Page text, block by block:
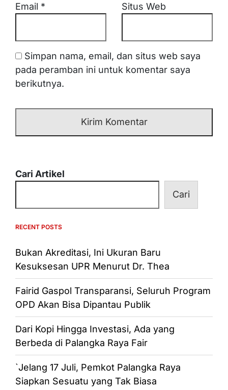
Email * Situs Web
Simpan nama, email, dan situs web saya
pada peramban ini untuk komentar saya
berikutnya.
Cari Artikel
Cari
RECENT POSTS
Bukan Akreditasi, Ini Ukuran Baru
Kesuksesan UPR Menurut Dr. Thea
Fairid Gaspol Transparansi, Seluruh Program
OPD Akan Bisa Dipantau Publik
Dari Kopi Hingga Investasi, Ada yang
Berbeda di Palangka Raya Fair
`Jelang 17 Juli, Pemkot Palangka Raya
Siapkan Sesuatu yang Tak Biasa